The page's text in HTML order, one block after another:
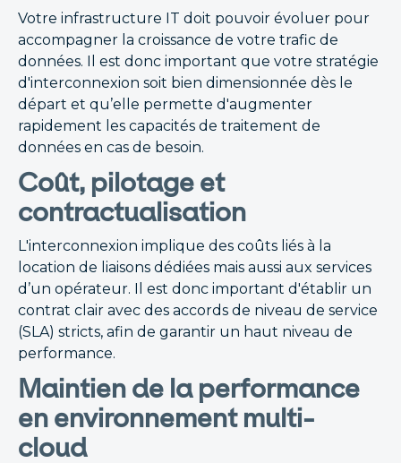
Votre infrastructure IT doit pouvoir évoluer pour
accompagner la croissance de votre trafic de
données. Il est donc important que votre stratégie
d'interconnexion soit bien dimensionnée dès le
départ et qu’elle permette d'augmenter
rapidement les capacités de traitement de
données en cas de besoin.
Coût, pilotage et
contractualisation
L'interconnexion implique des coûts liés à la
location de liaisons dédiées mais aussi aux services
d’un opérateur. Il est donc important d'établir un
contrat clair avec des accords de niveau de service
(SLA) stricts, afin de garantir un haut niveau de
performance.
Maintien de la performance
en environnement multi-
cloud